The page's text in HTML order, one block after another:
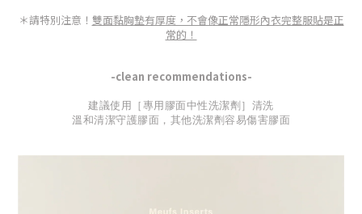
＊請特別注意！ 雙面黏胸墊有厚度，不會像正常隱形內衣完整服貼是正
常的！
-clean recommendations-
建議使用［專用膠面中性洗潔劑］清洗
溫和清潔守護膠面，其他洗潔劑容易傷害膠面